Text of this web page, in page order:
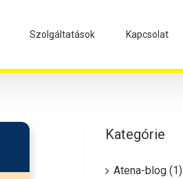
Szolgáltatások Kapcsolat
Kategórie
Atena-blog (1)